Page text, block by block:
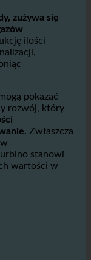
zużywa się
ilości
pokazać
rozwój, który
Zwłaszcza
stanowi